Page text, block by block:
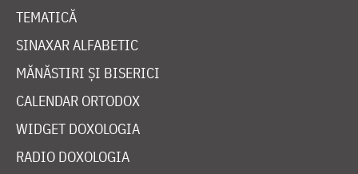
TEMATICĂ
SINAXAR ALFABETIC
MĂNĂSTIRI ȘI BISERICI
CALENDAR ORTODOX
WIDGET DOXOLOGIA
RADIO DOXOLOGIA